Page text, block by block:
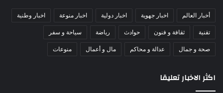
أخبار العالم اخبار جهوية اخبار دولية اخبار منوعة اخبار وطنية
تقنية ثقافة و فنون حوادث رياضة سياحة و سفر
صحة و جمال عدالة و محاكم مال و أعمال منوعات
اكثر الاخبار تعليقا